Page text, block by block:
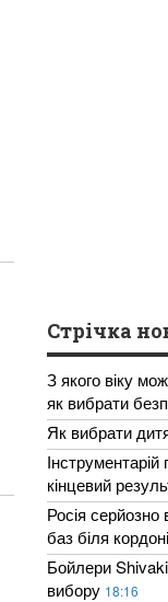
Стрічка
З якого віку
як вибрати
Як вибрати
кінцевий
Росія серйозно
баз біля
Бойлери
вибору 18:16